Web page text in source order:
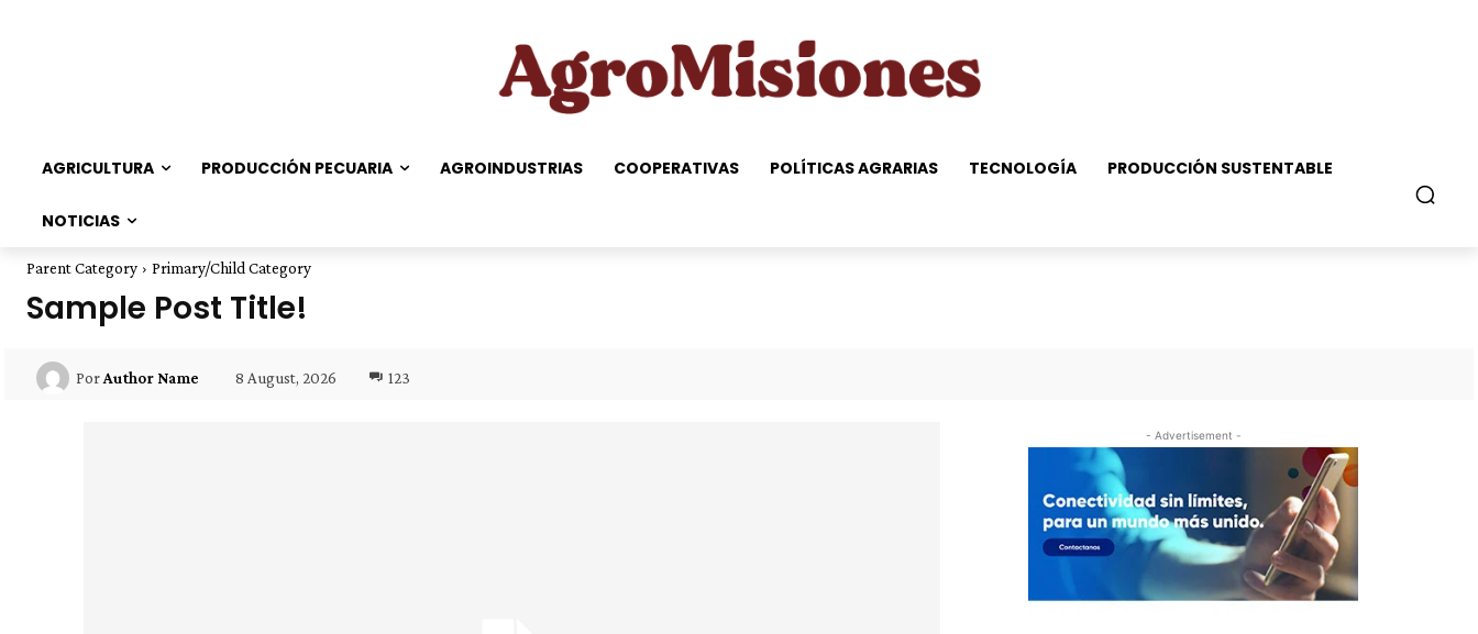
AGRICULTURA PRODUCCIÓN PECUARIA AGROINDUSTRIAS COOPERATIVAS POLÍTICAS AGRARIAS TECNOLOGÍA PRODUCCIÓN SUSTENTABLE
NOTICIAS
Parent Category Primary/Child Category
Sample Post Title!
PorAuthor Name 8 August, 2026 123
- Advertisement -